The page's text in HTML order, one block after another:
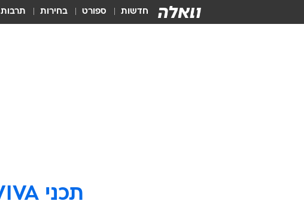
חדשות ספורט בחירות תרבות
תכני VIVA אינם זמינים יותר באתר וואלה.